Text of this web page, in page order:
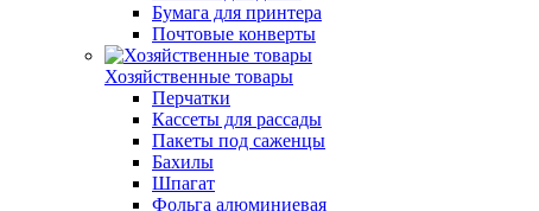
Бумага для принтера
Почтовые конверты
Хозяйственные товары
Перчатки
Кассеты для рассады
Пакеты под саженцы
Бахилы
Шпагат
Фольга алюминиевая